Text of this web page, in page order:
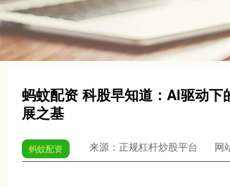
蚂蚊配资 科股早知道：AI驱动
展之基
蚂蚊配资 来源：正规杠杆炒股平台 网